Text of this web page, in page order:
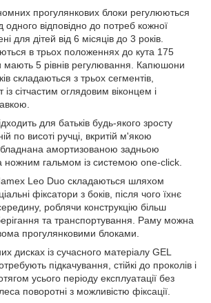
прогулянкових блоки регулюються
одного відповідно до потреб кожної
для дітей від 6 місяців до 3 років.
в трьох положеннях до кута 175
мають 5 рівнів регулювання. Капюшони
складаються з трьох сегментів,
сітчастим оглядовим віконцем і
для батьків будь-якого зросту
по висоті ручці, вкритій м'якою
амортизованою задньою
ножним гальмом із системою one-click.
Leo Duo складаються шляхом
фіксатори з боків, після чого їхнє
роблячи конструкцію більш
та транспортування. Раму можна
прогулянковими блоками.
дисках із сучасного матеріалу GEL
підкачування, стійкі до проколів і
усього періоду експлуатації без
поворотні з можливістю фіксації.